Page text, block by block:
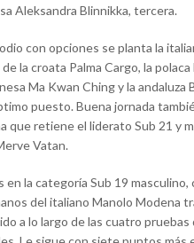
Aleksandra Blinnikka, tercera.
con opciones se planta la
la croata Palma Cargo, la polaca
Ma Kwan Ching y la andaluza
puesto. Buena jornada
que retiene el liderato Sub 21 y
Vatan.
en la categoría Sub 19 masculino,
del italiano Manolo Modena
a lo largo de las cuatro pruebas